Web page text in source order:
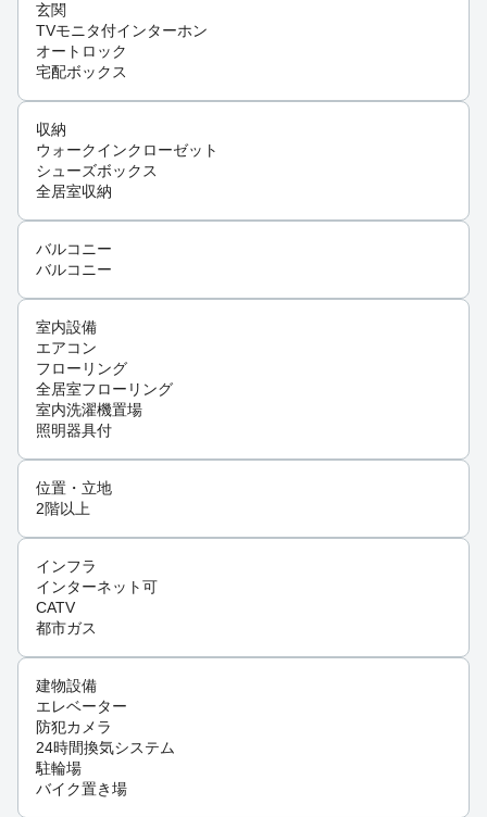
玄関
TVモニタ付インターホン
オートロック
宅配ボックス
収納
ウォークインクローゼット
シューズボックス
全居室収納
バルコニー
バルコニー
室内設備
エアコン
フローリング
全居室フローリング
室内洗濯機置場
照明器具付
位置・立地
2階以上
インフラ
インターネット可
CATV
都市ガス
建物設備
エレベーター
防犯カメラ
24時間換気システム
駐輪場
バイク置き場